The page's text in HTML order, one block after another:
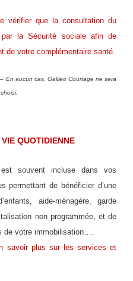
vérifier que la consultation du
la Sécurité sociale afin de
de votre complémentaire santé.
En aucun cas, Galileo Courtage ne sera
QUOTIDIENNE
souvent incluse dans vos
permettant de bénéficier d’une
aide-ménagère, garde
non programmée, et de
de votre immobilisation….
savoir plus sur les services et